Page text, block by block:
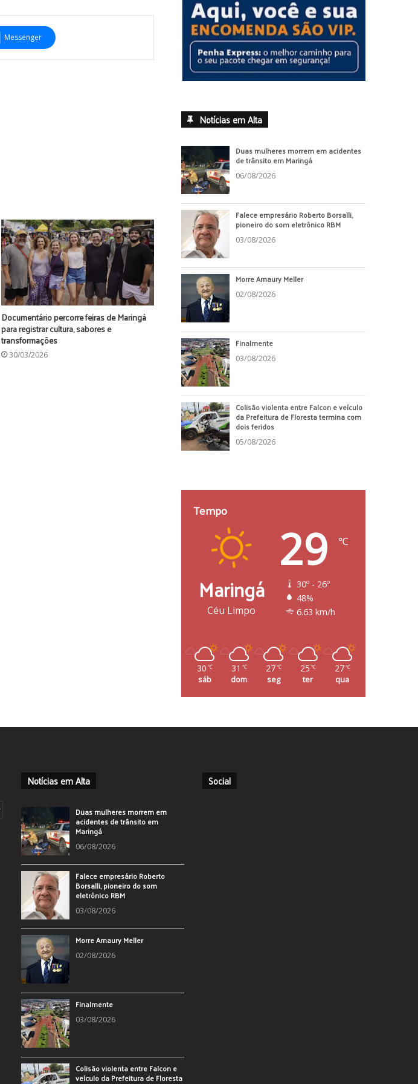
Messenger
Documentário percorre feiras de Maringá
para registrar cultura, sabores e
transformações
30/03/2026
Notícias em Alta
Duas mulheres morrem em acidentes
de trânsito em Maringá
06/08/2026
Falece empresário Roberto Borsalli,
pioneiro do som eletrônico RBM
03/08/2026
Morre Amaury Meller
02/08/2026
Finalmente
03/08/2026
Colisão violenta entre Falcon e veículo
da Prefeitura de Floresta termina com
dois feridos
05/08/2026
Tempo
Maringá
Céu Limpo
29 ℃
30º - 26º
48%
6.63 km/h
30 ℃
sáb
31 ℃
dom
27 ℃
seg
25 ℃
ter
27 ℃
qua
Notícias em Alta
Duas mulheres morrem em
acidentes de trânsito em
Maringá
06/08/2026
Falece empresário Roberto
Borsalli, pioneiro do som
eletrônico RBM
03/08/2026
Morre Amaury Meller
02/08/2026
Finalmente
03/08/2026
Colisão violenta entre Falcon e
veículo da Prefeitura de Floresta
Social